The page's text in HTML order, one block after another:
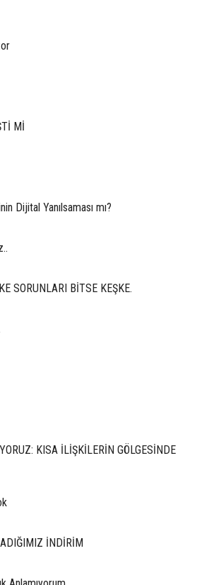
Mİ
Dijital Yanılsaması mı?
SORUNLARI BİTSE KEŞKE.
KISA İLİŞKİLERİN GÖLGESİNDE
İNDİRİM